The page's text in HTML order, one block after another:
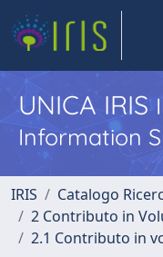
UNICA IRIS
Information
IRIS
Catalogo
2 Contributo in
2.1 Contributo in